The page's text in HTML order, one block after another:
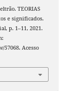
TEORIAS
e significados.
p. 1–11, 2021.
Acesso